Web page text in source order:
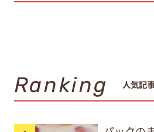
Ranking 人気記